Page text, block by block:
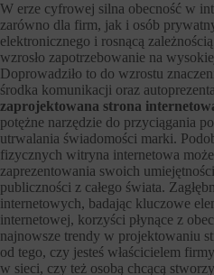
W erze cyfrowej silna obecność w
zarówno dla firm, jak i osób
elektronicznego i rosnącą
wzrosło zapotrzebowanie na
Doprowadziło to do wzrostu
środka komunikacji oraz
zaprojektowana strona
potężne narzędzie do przyciągania
utrwalania świadomości marki.
fizycznych witryna internetowa
zaprezentowania swoich
publiczności z całego świata.
internetowych, badając kluczowe
internetowej, korzyści płynące z
najnowsze trendy w projektowaniu
od tego, czy jesteś właścicielem
w sieci, czy też osobą chcącą